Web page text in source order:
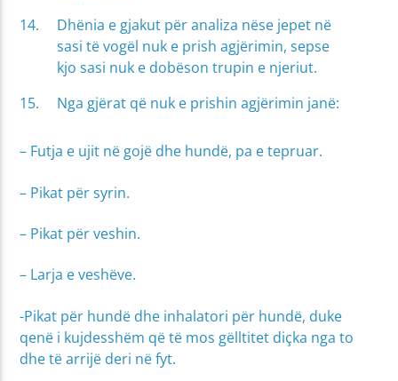
Dhënia e gjakut për analiza nëse jepet në
sasi të vogël nuk e prish agjërimin, sepse
kjo sasi nuk e dobëson trupin e njeriut.
Nga gjërat që nuk e prishin agjërimin janë:
– Futja e ujit në gojë dhe hundë, pa e tepruar.
– Pikat për syrin.
– Pikat për veshin.
– Larja e veshëve.
-Pikat për hundë dhe inhalatori për hundë, duke
qenë i kujdesshëm që të mos gëlltitet diçka nga to
dhe të arrijë deri në fyt.